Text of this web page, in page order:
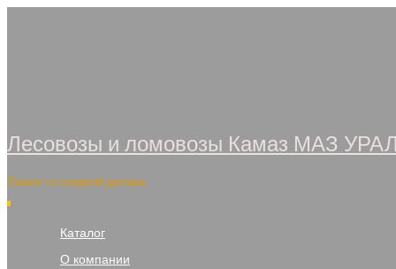
Лесовозы и ломовозы Камаз МАЗ
Лизинг со скидкой дилера
Каталог
О компании